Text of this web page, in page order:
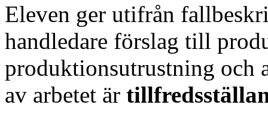
Eleven ger utifrån
handledare förslag till
produktionsutrustning och
av arbetet är